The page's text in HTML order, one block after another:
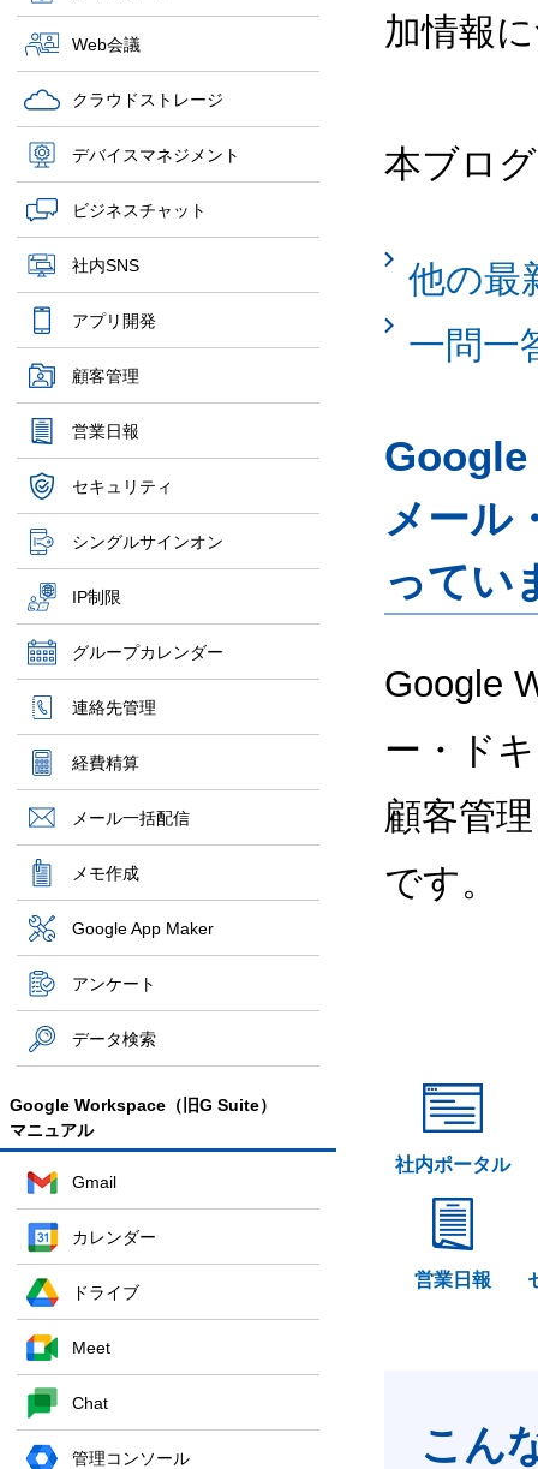
Web会議
クラウドストレージ
デバイスマネジメント
ビジネスチャット
社内SNS
アプリ開発
顧客管理
営業日報
セキュリティ
シングルサインオン
IP制限
グループカレンダー
連絡先管理
経費精算
メール一括配信
メモ作成
Google App Maker
アンケート
データ検索
Google Workspace（旧G Suite）
マニュアル
Gmail
カレンダー
ドライブ
Meet
Chat
管理コンソール
加情報
本ブロ
他の最
一問一
Google
メール
ってい
Google
ー・ド
顧客管
です。
社内ポータル
営業日報
こん